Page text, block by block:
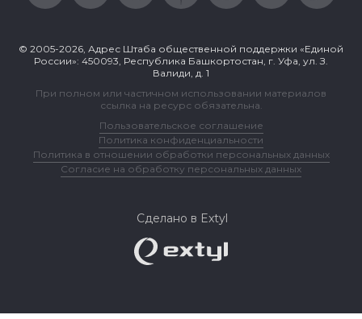
© 2005-2026, Адрес Штаба общественной поддержки «Единой
России»: 450093, Республика Башкортостан, г. Уфа, ул. З.
Валиди, д. 1
При полном или частичном использовании материалов
ссылка на ресурс обязательна.
Пользовательское соглашение
Политика конфиденциальности
Политика в отношении обработки персональных данных
Согласие на обработку персональных данных
Сделано в Extyl